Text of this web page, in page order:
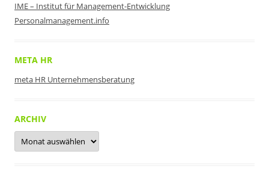
IME – Institut für Management-Entwicklung
Personalmanagement.info
META HR
meta HR Unternehmensberatung
ARCHIV
Archiv